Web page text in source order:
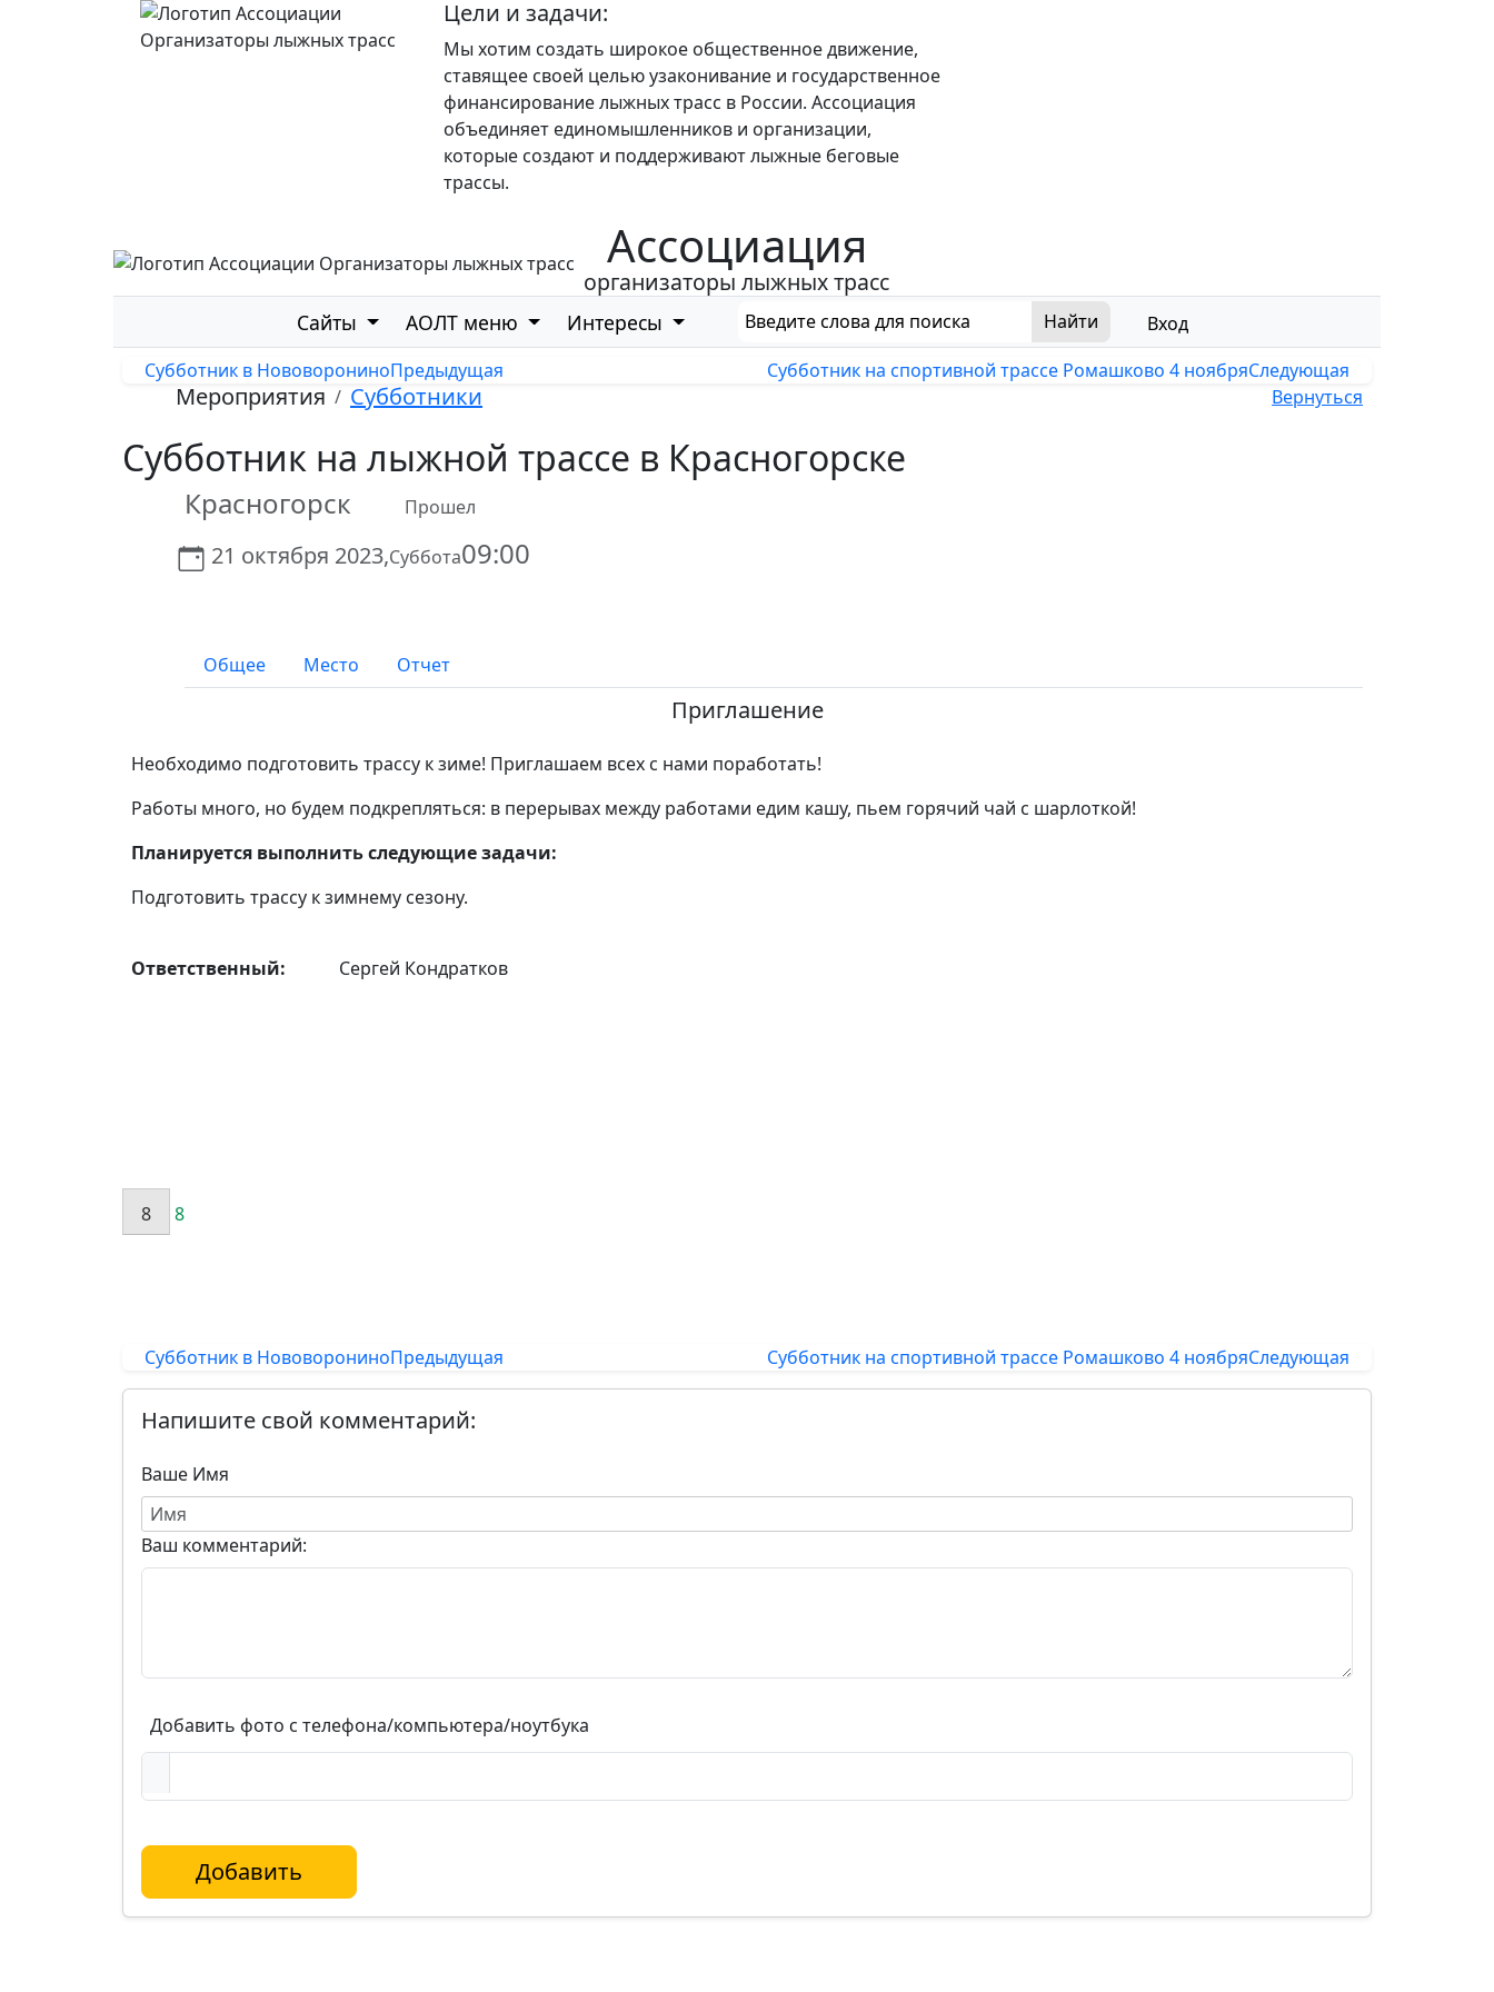
Цели и задачи:
Мы хотим создать широкое общественное движение,
ставящее своей целью узаконивание и государственное
финансирование лыжных трасс в России. Ассоциация
объединяет единомышленников и организации,
которые создают и поддерживают лыжные беговые
трассы.
Ассоциация
организаторы лыжных трасс
Сайты АОЛТ меню Интересы
Вход
Субботник в НововорониноПредыдущая Субботник на спортивной трассе Ромашково 4 ноябряСледующая
Мероприятия Субботники Вернуться
Субботник на лыжной трассе в Красногорске
Красногорск Прошел
21 октября 2023,Суббота09:00
Общее Место Отчет
Приглашение
Необходимо подготовить трассу к зиме! Приглашаем всех с нами поработать!
Работы много, но будем подкрепляться: в перерывах между работами едим кашу, пьем горячий чай с шарлоткой!
Планируется выполнить следующие задачи:
Подготовить трассу к зимнему сезону.
Ответственный: Сергей Кондратков
8 8
Субботник в НововорониноПредыдущая Субботник на спортивной трассе Ромашково 4 ноябряСледующая
Напишите свой комментарий:
Ваше Имя
Ваш комментарий:
Добавить фото с телефона/компьютера/ноутбука
Добавить